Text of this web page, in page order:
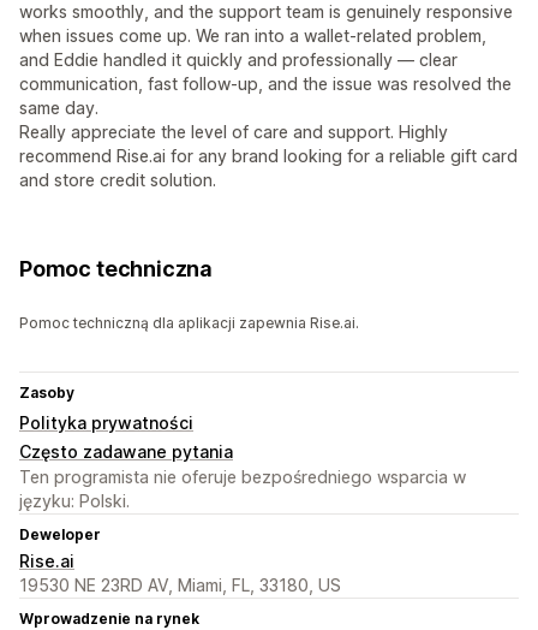
works smoothly, and the support team is genuinely responsive
when issues come up. We ran into a wallet-related problem,
and Eddie handled it quickly and professionally — clear
communication, fast follow-up, and the issue was resolved the
same day.
Really appreciate the level of care and support. Highly
recommend Rise.ai for any brand looking for a reliable gift card
and store credit solution.
Pomoc techniczna
Pomoc techniczną dla aplikacji zapewnia Rise.ai.
Zasoby
Polityka prywatności
Często zadawane pytania
Ten programista nie oferuje bezpośredniego wsparcia w
języku: Polski.
Deweloper
Rise.ai
19530 NE 23RD AV, Miami, FL, 33180, US
Wprowadzenie na rynek